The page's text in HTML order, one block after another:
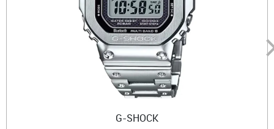
G-SHOCK